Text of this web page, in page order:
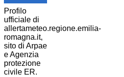
Profilo
ufficiale di
allertameteo.regione.emilia-
romagna.it,
sito di Arpae
e Agenzia
protezione
civile ER.